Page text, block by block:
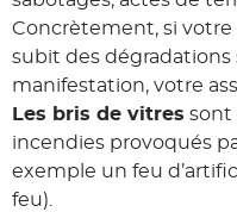
Concrètement, si
subit des dégradations
manifestation, votre
Les bris de vitres sont
incendies provoqués
exemple un feu
feu).